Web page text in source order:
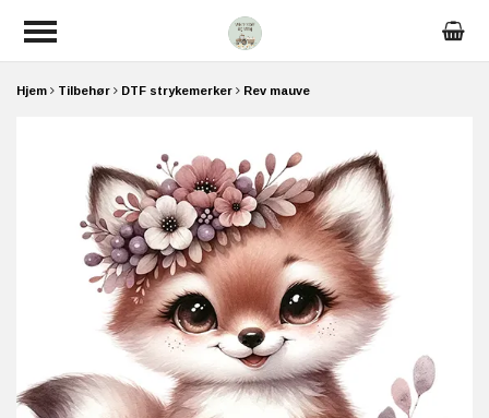
Hjem Tilbehør DTF strykemerker Rev mauve